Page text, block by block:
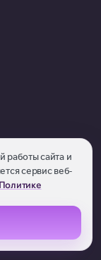
работы сайта и
сервис веб-
Политике